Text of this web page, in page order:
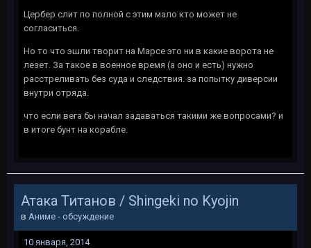
Цербер слит по полной с этим мало кто может не
согласиться.
Но то что эшли творит на Марсе это ни в какие ворота не
лезет. За такое в военное время (а оно и есть) нужно
расстреливать без суда и следствия. за попытку диверсии
внутри отряда.
что если вега бы начал задаваться такими же вопросами? и
в итоге бунт на корабле.
Атака Титанов / Shingeki no Kyojin
в Аниме - обсуждение
10 января, 2014